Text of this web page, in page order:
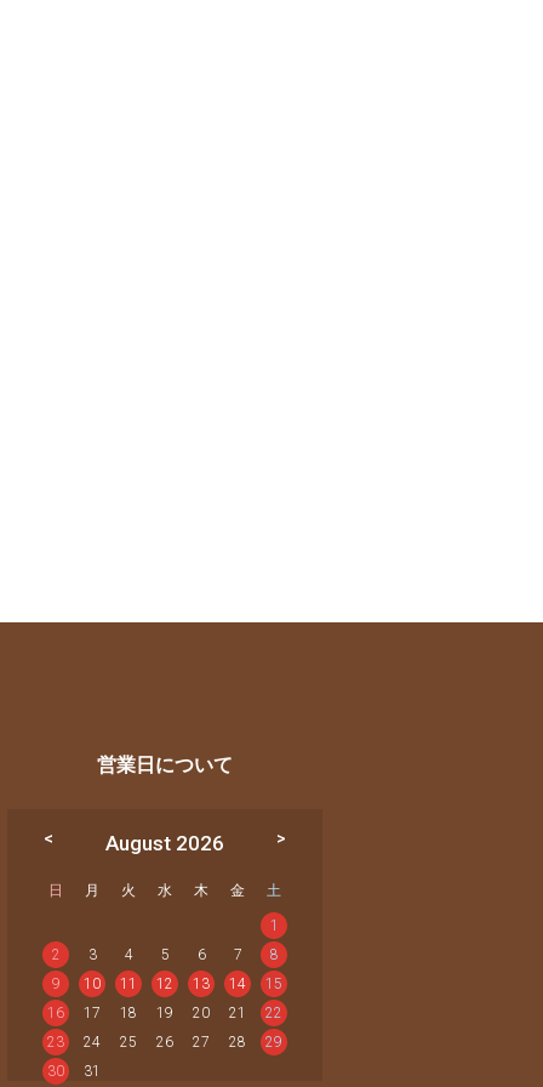
営業日について
August 2026
日 月 火 水 木 金 土
1
2
3 4 5 6 7
8
9
10 11 12 13 14
15
16
17 18 19 20 21
22
23
24 25 26 27 28
29
30
31